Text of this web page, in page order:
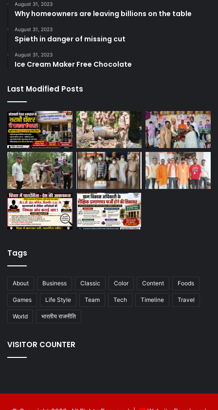
August 31, 2023
Why homeowners are leaving billions on the table
August 31, 2023
Spieth in danger of missing cut
August 31, 2023
Ice Cream Maker Free Chocolate
Last Modified Posts
Tags
About Business Classic Color Content Foods
Games Life Style Team Tech Timeline Travel
World भारतीय राजनीति
VISITOR COUNTER